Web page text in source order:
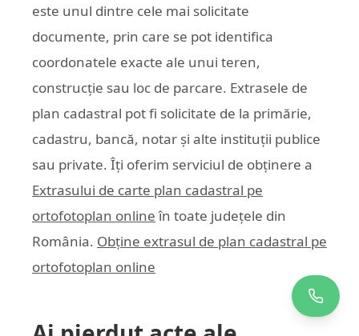
este unul dintre cele mai solicitate
documente, prin care se pot identifica
coordonatele exacte ale unui teren,
construcție sau loc de parcare. Extrasele de
plan cadastral pot fi solicitate de la primărie,
cadastru, bancă, notar și alte instituții publice
sau private. Îți oferim serviciul de obținere a
Extrasului de carte plan cadastral pe
ortofotoplan online în toate județele din
România. Obține extrasul de plan cadastral pe
ortofotoplan online